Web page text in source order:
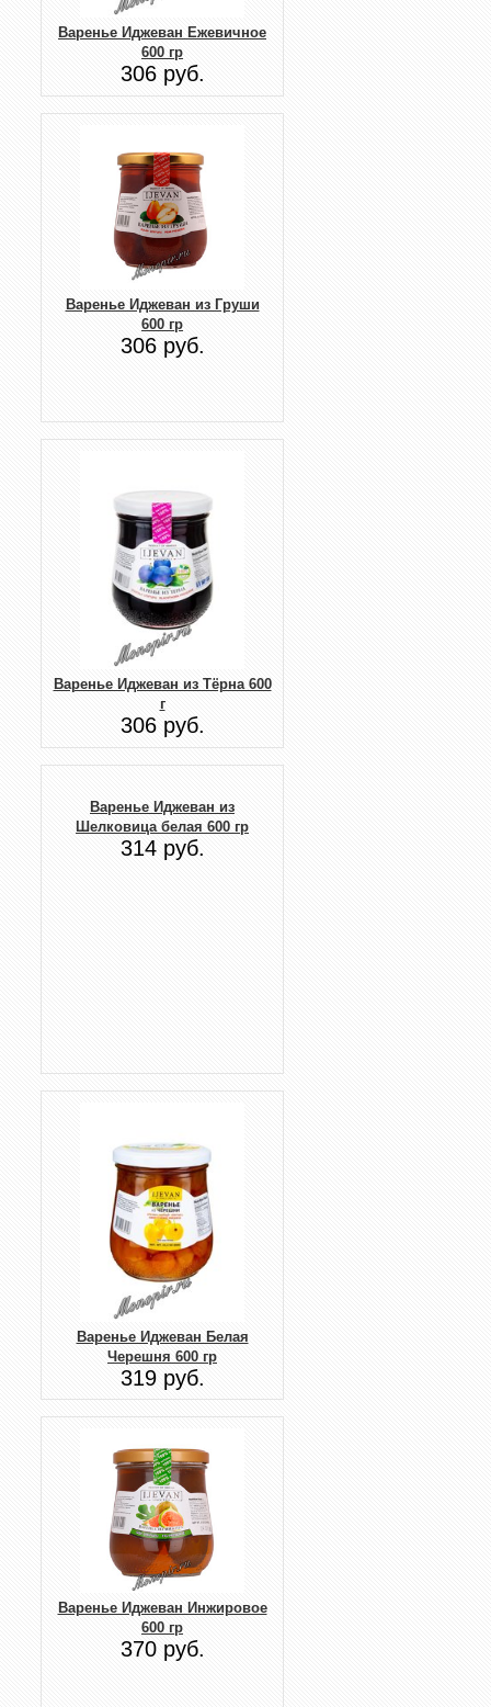
Варенье Иджеван Ежевичное
600 гр
306 руб.
Варенье Иджеван из Груши
600 гр
306 руб.
Варенье Иджеван из Тёрна 600
г
306 руб.
Варенье Иджеван из
Шелковица белая 600 гр
314 руб.
Варенье Иджеван Белая
Черешня 600 гр
319 руб.
Варенье Иджеван Инжировое
600 гр
370 руб.